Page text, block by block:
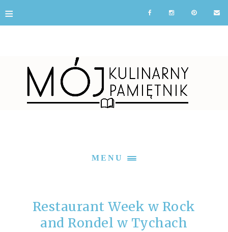
≡
MENU
Restaurant Week w Rock
and Rondel w Tychach